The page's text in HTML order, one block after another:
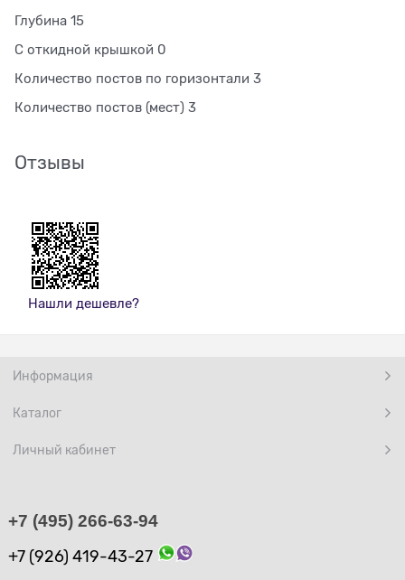
Глубина 15
С откидной крышкой 0
Количество постов по горизонтали 3
Количество постов (мест) 3
Отзывы
Нашли дешевле?
Информация
Каталог
Личный кабинет
+7 (495) 266-63-94
+7 (926) 419-43-27